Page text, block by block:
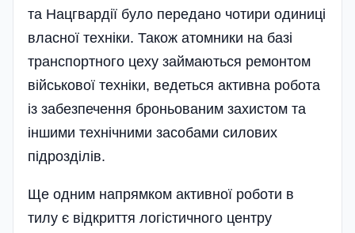
та Нацгвардії було передано чотири одиниці
власної техніки. Також атомники на базі
транспортного цеху займаються ремонтом
військової техніки, ведеться активна робота
із забезпечення броньованим захистом та
іншими технічними засобами силових
підрозділів.
Ще одним напрямком активної роботи в
тилу є відкриття логістичного центру